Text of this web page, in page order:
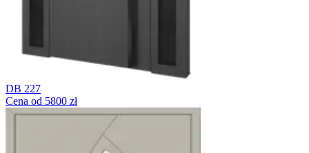
DB 227
Cena od 5800 zł